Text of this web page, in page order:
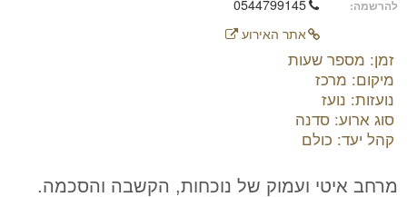
להרשמה:
0544799145
אתר האירוע
זמן: מספר שעות
מיקום: מרכז
נועזות: נועז
סוג ארוע: סדנה
קהל יעד: כולם
מרחב איטי ועמוק של נוכחות, הקשבה והסכמה.